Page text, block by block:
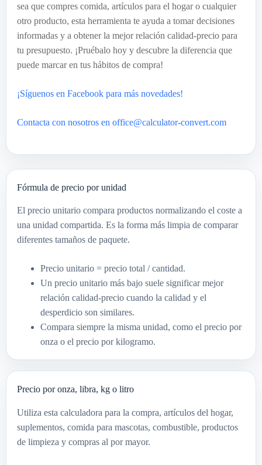
sea que compres comida, artículos para el hogar o cualquier
otro producto, esta herramienta te ayuda a tomar decisiones
informadas y a obtener la mejor relación calidad-precio para
tu presupuesto. ¡Pruébalo hoy y descubre la diferencia que
puede marcar en tus hábitos de compra!
¡Síguenos en Facebook para más novedades!
Contacta con nosotros en office@calculator-convert.com
Fórmula de precio por unidad
El precio unitario compara productos normalizando el coste a
una unidad compartida. Es la forma más limpia de comparar
diferentes tamaños de paquete.
Precio unitario = precio total / cantidad.
Un precio unitario más bajo suele significar mejor
relación calidad-precio cuando la calidad y el
desperdicio son similares.
Compara siempre la misma unidad, como el precio por
onza o el precio por kilogramo.
Precio por onza, libra, kg o litro
Utiliza esta calculadora para la compra, artículos del hogar,
suplementos, comida para mascotas, combustible, productos
de limpieza y compras al por mayor.